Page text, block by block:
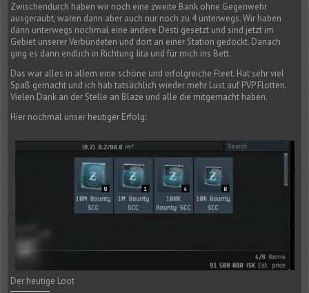
Zwischendurch haben wir noch eine zweite Bank ohne Gegenwehr
ausgeraubt, waren dann aber auch nur noch zu 4 unterwegs. Wir haben
dann unterwegs nochmal eine andere Desti gesetzt und sind jetzt im
Gebiet unserer Verbündeten und dort an einer Station gedockt. Danach
ging es dann endlich in Richtung Jita und für mich ins Bett.
Das war alles in allem eine schöne und erfolgreiche Fleet. Hat sehr viel
Spaß gemacht und ich hab tatsächlich wieder mehr Lust auf PVP Flotten.
Vielen Dank an der Stelle an Blaze und alle die mitgemacht haben.
Hier nochmal unser heutiger Erfolg:
Der heutige Loot